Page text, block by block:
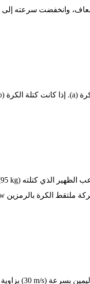
وانخفضت سرعته
الظهير الذي كتلته kg)
ملتقط الكرة بالرمزين
بسرعة (30 m/s)